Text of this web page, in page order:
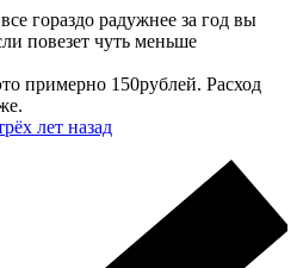
гораздо радужнее за год вы
повезет чуть меньше
примерно 150рублей. Расход
лет назад